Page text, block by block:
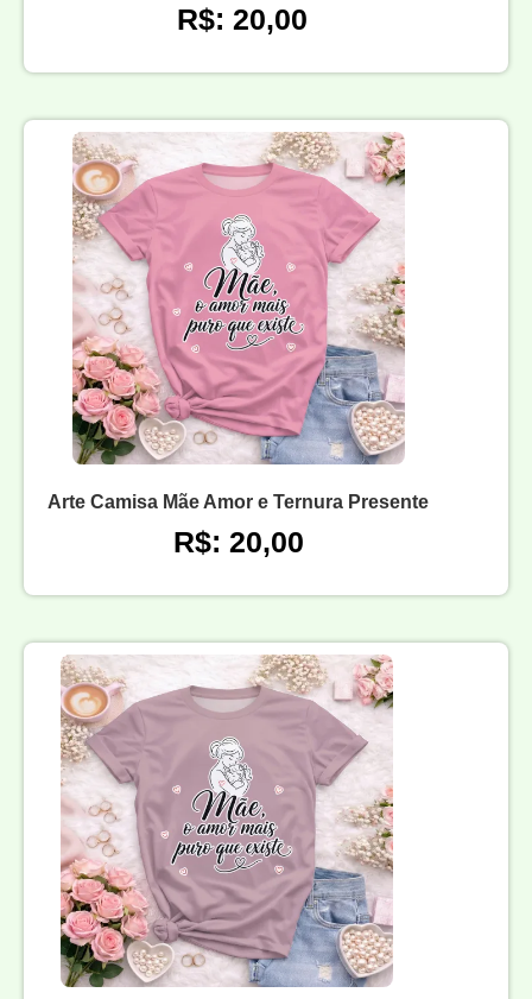
R$: 20,00
Arte Camisa Mãe Amor e Ternura Presente
R$: 20,00